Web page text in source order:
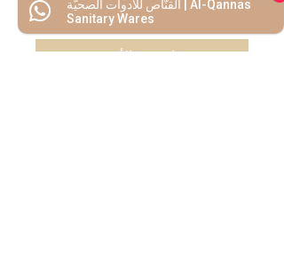
اضف للسلة
اشتريه الأن
القنّاص للأدوات الصحيّة | Al-Qannas
Sanitary Wares